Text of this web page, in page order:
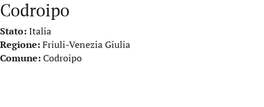
Codroipo
Stato:Italia
Regione:Friuli-Venezia Giulia
Comune:Codroipo